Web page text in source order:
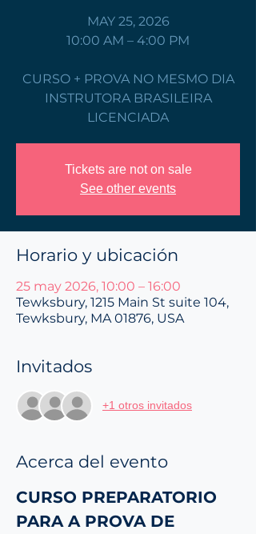
MAY 25, 2026
10:00 AM – 4:00 PM
CURSO + PROVA NO MESMO DIA
INSTRUTORA BRASILEIRA
LICENCIADA
Tickets are not on sale
See other events
Horario y ubicación
25 may 2026, 10:00 – 16:00
Tewksbury, 1215 Main St suite 104,
Tewksbury, MA 01876, USA
Invitados
+1 otros invitados
Acerca del evento
CURSO PREPARATORIO
PARA A PROVA DE